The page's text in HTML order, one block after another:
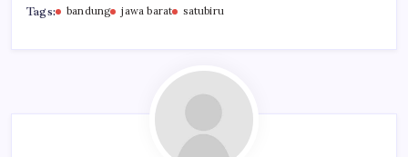
Tags: bandung jawa barat satubiru